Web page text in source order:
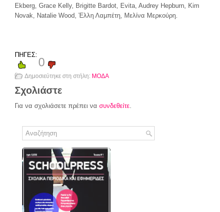
Ekberg, Grace Kelly, Brigitte Bardot, Evita, Audrey Hepburn, Kim
Novak, Natalie Wood, Έλλη Λαμπέτη, Μελίνα Μερκούρη.
ΠΗΓΕΣ:
0
Δημοσιεύτηκε στη στήλη: ΜΟΔΑ
Σχολιάστε
Για να σχολιάσετε πρέπει να συνδεθείτε